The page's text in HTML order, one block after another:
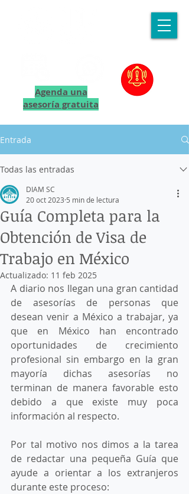
Agenda una
asesoría gratuita
Entrada
Todas las entradas
Guía Completa para la
Obtención de Visa de
Trabajo en México
DIAM SC
20 oct 2023 5 min de lectura
Actualizado: 11 feb 2025
A diario nos llegan una gran cantidad
de asesorías de personas que
desean venir a México a trabajar, ya
que en México han encontrado
oportunidades de crecimiento
profesional sin embargo en la gran
mayoría dichas asesorías no
terminan de manera favorable esto
debido a que existe muy poca
información al respecto.
Por tal motivo nos dimos a la tarea
de redactar una pequeña Guía que
ayude a orientar a los extranjeros
durante este proceso: